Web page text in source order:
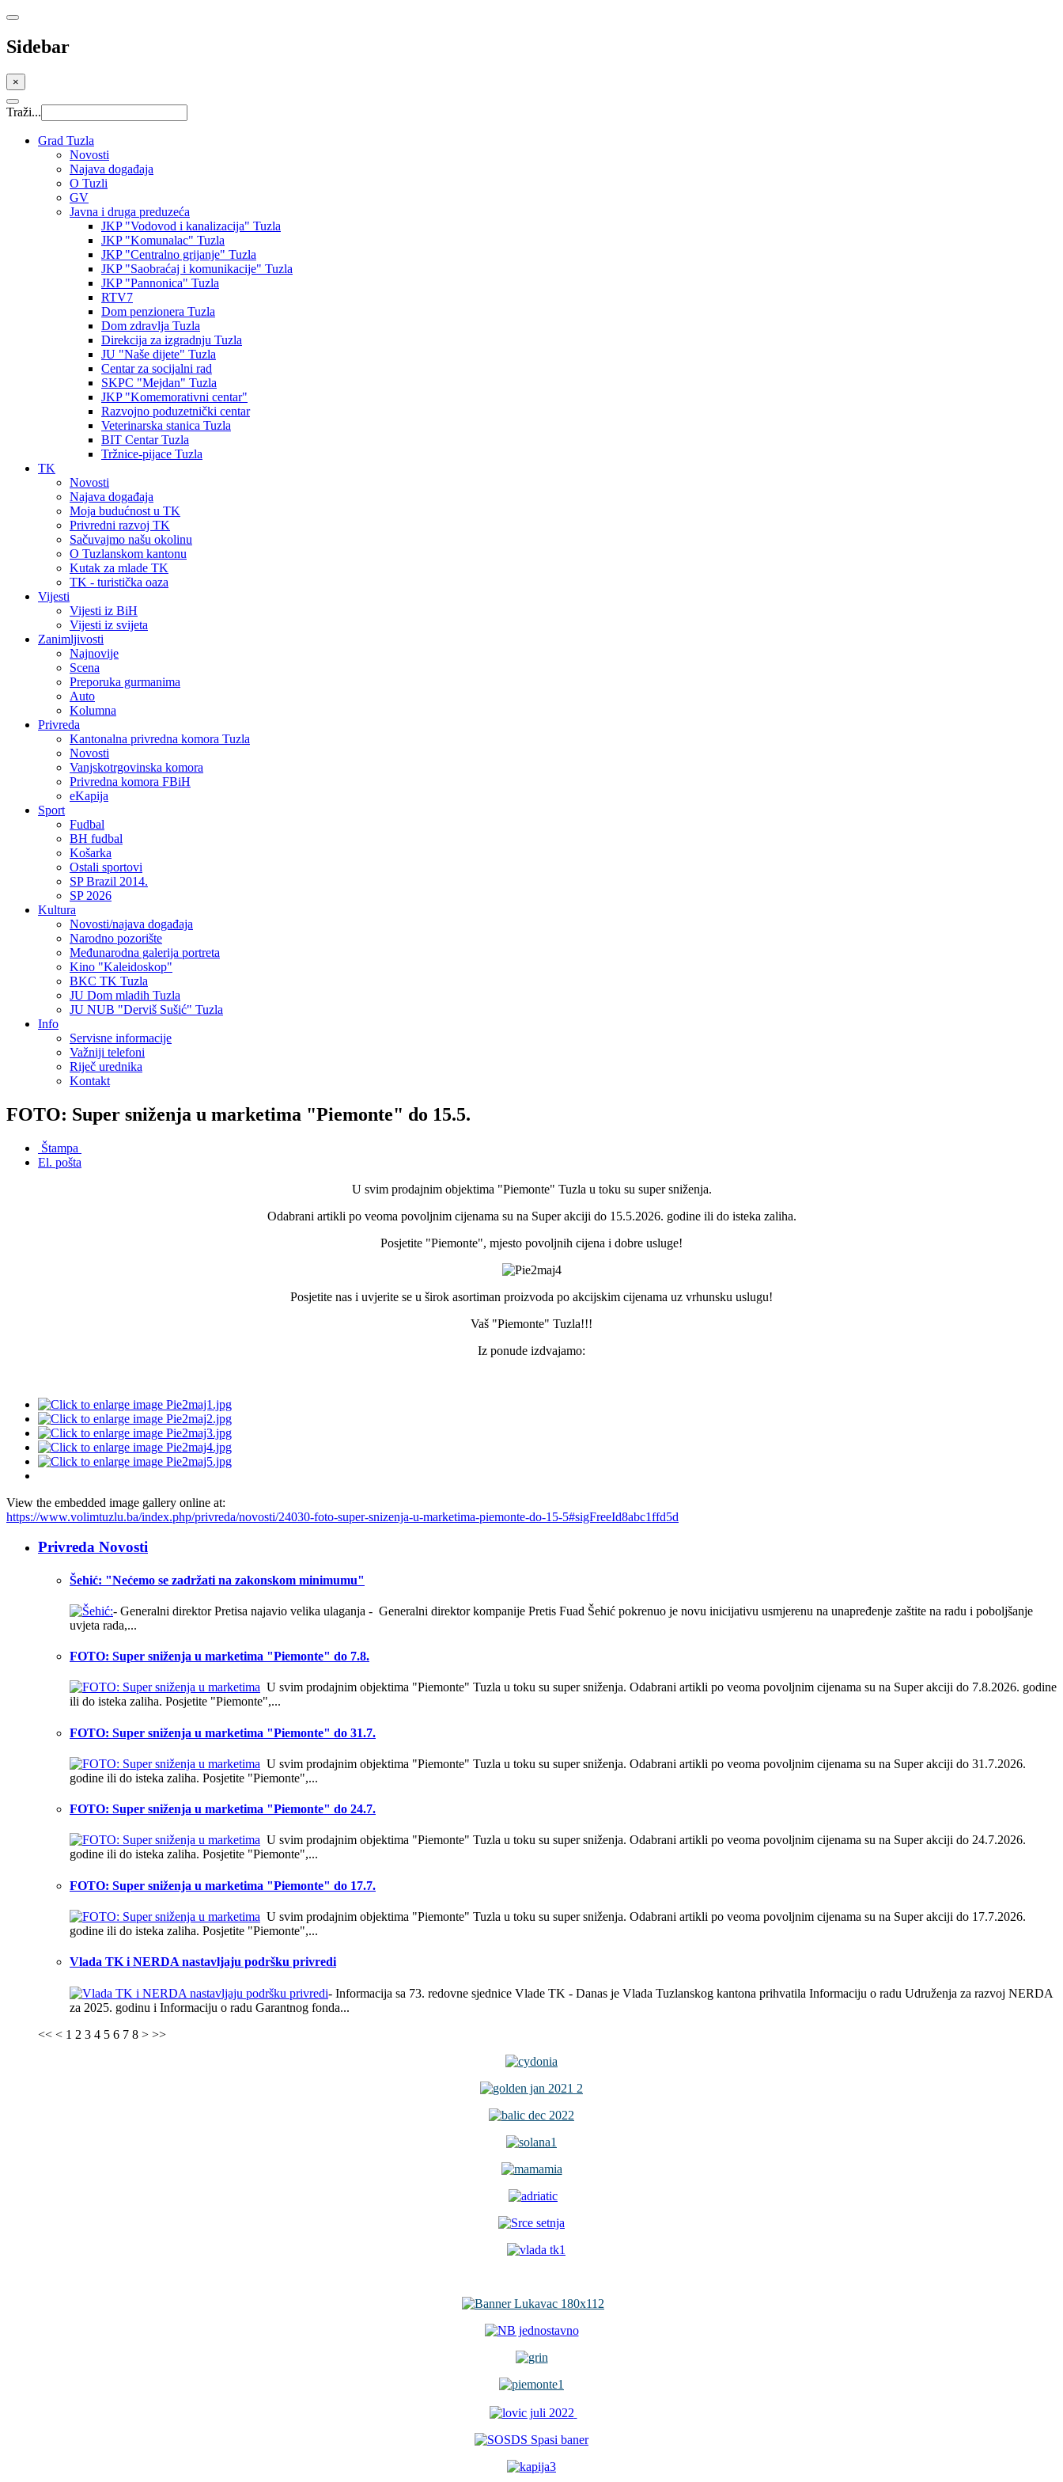
Sidebar
×
Traži...
Grad Tuzla
Novosti
Najava događaja
O Tuzli
GV
Javna i druga preduzeća
JKP "Vodovod i kanalizacija" Tuzla
JKP "Komunalac" Tuzla
JKP "Centralno grijanje" Tuzla
JKP "Saobraćaj i komunikacije" Tuzla
JKP "Pannonica" Tuzla
RTV7
Dom penzionera Tuzla
Dom zdravlja Tuzla
Direkcija za izgradnju Tuzla
JU "Naše dijete" Tuzla
Centar za socijalni rad
SKPC "Mejdan" Tuzla
JKP "Komemorativni centar"
Razvojno poduzetnički centar
Veterinarska stanica Tuzla
BIT Centar Tuzla
Tržnice-pijace Tuzla
TK
Novosti
Najava događaja
Moja budućnost u TK
Privredni razvoj TK
Sačuvajmo našu okolinu
O Tuzlanskom kantonu
Kutak za mlade TK
TK - turistička oaza
Vijesti
Vijesti iz BiH
Vijesti iz svijeta
Zanimljivosti
Najnovije
Scena
Preporuka gurmanima
Auto
Kolumna
Privreda
Kantonalna privredna komora Tuzla
Novosti
Vanjskotrgovinska komora
Privredna komora FBiH
eKapija
Sport
Fudbal
BH fudbal
Košarka
Ostali sportovi
SP Brazil 2014.
SP 2026
Kultura
Novosti/najava događaja
Narodno pozorište
Međunarodna galerija portreta
Kino "Kaleidoskop"
BKC TK Tuzla
JU Dom mladih Tuzla
JU NUB "Derviš Sušić" Tuzla
Info
Servisne informacije
Važniji telefoni
Riječ urednika
Kontakt
FOTO: Super sniženja u marketima "Piemonte" do 15.5.
Štampa
El. pošta
U svim prodajnim objektima "Piemonte" Tuzla u toku su super sniženja.
Odabrani artikli po veoma povoljnim cijenama su na Super akciji do 15.5.2026. godine ili do isteka zaliha.
Posjetite "Piemonte", mjesto povoljnih cijena i dobre usluge!
Posjetite nas i uvjerite se u širok asortiman proizvoda po akcijskim cijenama uz vrhunsku uslugu!
Vaš "Piemonte" Tuzla!!!
Iz ponude izdvajamo:
View the embedded image gallery online at:
https://www.volimtuzlu.ba/index.php/privreda/novosti/24030-foto-super-snizenja-u-marketima-piemonte-do-15-5#sigFreeId8abc1ffd5d
Privreda Novosti
Šehić: "Nećemo se zadržati na zakonskom minimumu"
- Generalni direktor Pretisa najavio velika ulaganja - Generalni direktor kompanije Pretis Fuad Šehić pokrenuo je novu inicijativu usmjerenu na unapređenje zaštite na radu i poboljšanje
uvjeta rada,...
FOTO: Super sniženja u marketima "Piemonte" do 7.8.
U svim prodajnim objektima "Piemonte" Tuzla u toku su super sniženja. Odabrani artikli po veoma povoljnim cijenama su na Super akciji do 7.8.2026. godine
ili do isteka zaliha. Posjetite "Piemonte",...
FOTO: Super sniženja u marketima "Piemonte" do 31.7.
U svim prodajnim objektima "Piemonte" Tuzla u toku su super sniženja. Odabrani artikli po veoma povoljnim cijenama su na Super akciji do 31.7.2026.
godine ili do isteka zaliha. Posjetite "Piemonte",...
FOTO: Super sniženja u marketima "Piemonte" do 24.7.
U svim prodajnim objektima "Piemonte" Tuzla u toku su super sniženja. Odabrani artikli po veoma povoljnim cijenama su na Super akciji do 24.7.2026.
godine ili do isteka zaliha. Posjetite "Piemonte",...
FOTO: Super sniženja u marketima "Piemonte" do 17.7.
U svim prodajnim objektima "Piemonte" Tuzla u toku su super sniženja. Odabrani artikli po veoma povoljnim cijenama su na Super akciji do 17.7.2026.
godine ili do isteka zaliha. Posjetite "Piemonte",...
Vlada TK i NERDA nastavljaju podršku privredi
- Informacija sa 73. redovne sjednice Vlade TK - Danas je Vlada Tuzlanskog kantona prihvatila Informaciju o radu Udruženja za razvoj NERDA
za 2025. godinu i Informaciju o radu Garantnog fonda...
<< < 1 2 3 4 5 6 7 8 > >>